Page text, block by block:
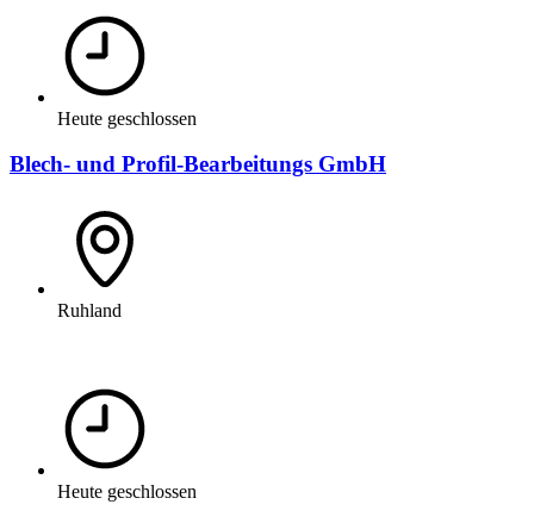
Heute geschlossen
Blech- und Profil-Bearbeitungs GmbH
Ruhland
Heute geschlossen